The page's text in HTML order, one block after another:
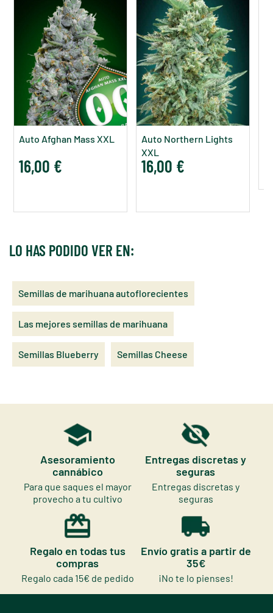
Auto Afghan Mass XXL
16,00 €
Auto Northern Lights
XXL
16,00 €
LO HAS PODIDO VER EN:
Semillas de marihuana autoflorecientes
Las mejores semillas de marihuana
Semillas Blueberry Semillas Cheese
Asesoramiento
cannábico
Para que saques el mayor
provecho a tu cultivo
Entregas discretas y
seguras
Entregas discretas y
seguras
Regalo en todas tus
compras
Regalo cada 15€ de pedido
Envío gratis a partir de
35€
¡No te lo pienses!